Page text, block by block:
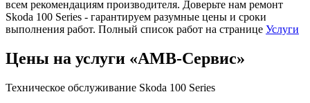
всем рекомендациям производителя. Доверьте нам ремонт
Skoda 100 Series - гарантируем разумные цены и сроки
выполнения работ. Полный список работ на странице Услуги
Цены на услуги «АМВ-Сервис»
Техническое обслуживание Skoda 100 Series